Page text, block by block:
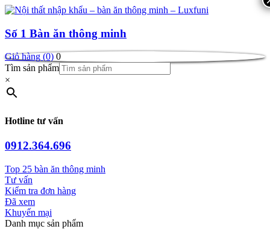
Số 1 Bàn ăn thông minh
Giỏ hàng (0) 0
Tìm sản phẩm
×
Hotline tư vấn
0912.364.696
Top 25 bàn ăn thông minh
Tư vấn
Kiểm tra đơn hàng
Đã xem
Khuyến mại
Danh mục sản phẩm